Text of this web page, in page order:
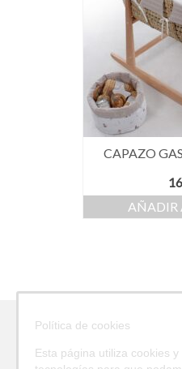
CAPAZO
AÑADIR
Política de cookies
Esta página utiliza cookies y